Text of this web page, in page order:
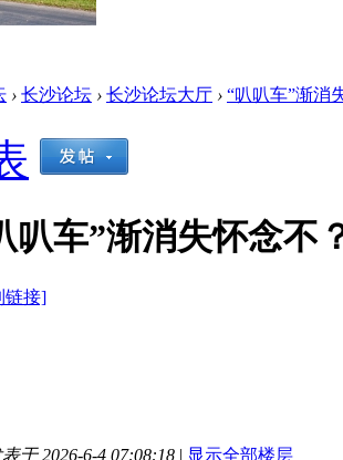
› 长沙论坛 › 长沙论坛大厅 › “叭叭车”渐消
叭车”渐消失怀念不
链接]
于 2026-6-4 07:08:18 | 显示全部楼层